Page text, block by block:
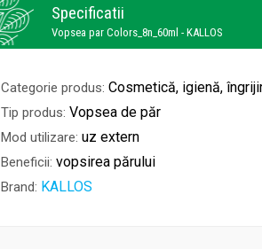
Specificatii
Vopsea par Colors_8n_60ml - KALLOS
Categorie produs: Cosmetică, igienă,
Tip produs: Vopsea de păr
Mod utilizare: uz extern
Beneficii: vopsirea părului
Brand: KALLOS